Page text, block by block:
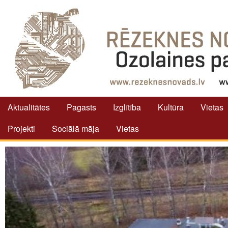
Aktualitātes Pagasts Izglītība Kultūra
Vietas
Projekti
Sociālā māja Vietas